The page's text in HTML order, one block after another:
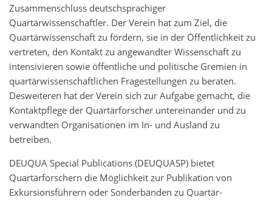
Zusammenschluss deutschsprachiger
Quartärwissenschaftler. Der Verein hat zum Ziel, die
Quartärwissenschaft zu fördern, sie in der Öffentlichkeit zu
vertreten, den Kontakt zu angewandter Wissenschaft zu
intensivieren sowie öffentliche und politische Gremien in
quartärwissenschaftlichen Fragestellungen zu beraten.
Desweiteren hat der Verein sich zur Aufgabe gemacht, die
Kontaktpflege der Quartärforscher untereinander und zu
verwandten Organisationen im In- und Ausland zu
betreiben.
DEUQUA Special Publications (DEUQUASP) bietet
Quartärforschern die Möglichkeit zur Publikation von
Exkursionsführern oder Sonderbänden zu Quartär-